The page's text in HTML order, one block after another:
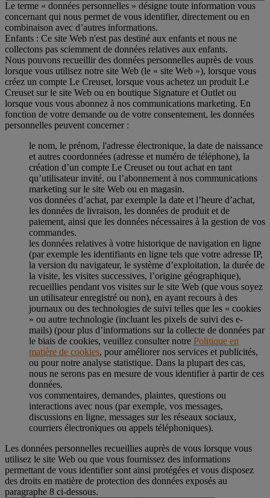
Le terme « données personnelles » désigne toute information vous
concernant qui nous permet de vous identifier, directement ou en
combinaison avec d’autres informations.
Enfants : Ce site Web n'est pas destiné aux enfants et nous ne
collectons pas sciemment de données relatives aux enfants.
Nous pouvons recueillir des données personnelles auprès de vous
lorsque vous utilisez notre site Web (le « site Web »), lorsque vous
créez un compte Le Creuset, lorsque vous achetez un produit Le
Creuset sur le site Web ou en boutique Signature et Outlet ou
lorsque vous vous abonnez à nos communications marketing. En
fonction de votre demande ou de votre consentement, les données
personnelles peuvent concerner :
le nom, le prénom, l'adresse électronique, la date de naissance
et autres coordonnées (adresse et numéro de téléphone), la
création d’un compte Le Creuset ou tout achat en tant
qu’utilisateur invité, ou l’abonnement à nos communications
marketing sur le site Web ou en magasin.
vos données d’achat, par exemple la date et l’heure d’achat,
les données de livraison, les données de produit et de
paiement, ainsi que les données nécessaires à la gestion de vos
commandes.
les données relatives à votre historique de navigation en ligne
(par exemple les identifiants en ligne tels que votre adresse IP,
la version du navigateur, le système d’exploitation, la durée de
la visite, les visites successives, l’origine géographique),
recueillies pendant vos visites sur le site Web (que vous soyez
un utilisateur enregistré ou non), en ayant recours à des
journaux ou des technologies de suivi telles que les « cookies
» ou autre technologie (incluant les pixels de suivi des e-
mails) (pour plus d’informations sur la collecte de données par
le biais de cookies, veuillez consulter notre Politique en
matière de cookies, pour améliorer nos services et publicités,
ou pour notre analyse statistique. Dans la plupart des cas,
nous ne serons pas en mesure de vous identifier à partir de ces
données.
vos commentaires, demandes, plaintes, questions ou
interactions avec nous (par exemple, vos messages,
discussions en ligne, messages sur les réseaux sociaux,
courriers électroniques ou appels téléphoniques).
Les données personnelles recueillies auprès de vous lorsque vous
utilisez le site Web ou que vous fournissez des informations
permettant de vous identifier sont ainsi protégées et vous disposez
des droits en matière de protection des données exposés au
paragraphe 8 ci-dessous.